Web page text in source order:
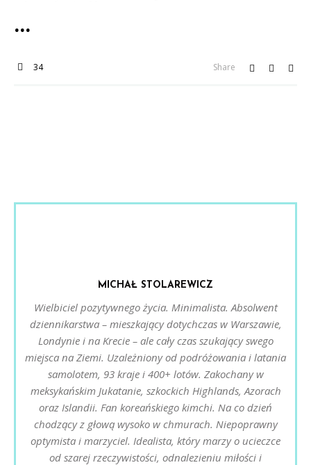
34 Share
MICHAŁ STOLAREWICZ
Wielbiciel pozytywnego życia. Minimalista. Absolwent
dziennikarstwa – mieszkający dotychczas w Warszawie,
Londynie i na Krecie – ale cały czas szukający swego
miejsca na Ziemi. Uzależniony od podróżowania i latania
samolotem, 93 kraje i 400+ lotów. Zakochany w
meksykańskim Jukatanie, szkockich Highlands, Azorach
oraz Islandii. Fan koreańskiego kimchi. Na co dzień
chodzący z głową wysoko w chmurach. Niepoprawny
optymista i marzyciel. Idealista, który marzy o ucieczce
od szarej rzeczywistości, odnalezieniu miłości i